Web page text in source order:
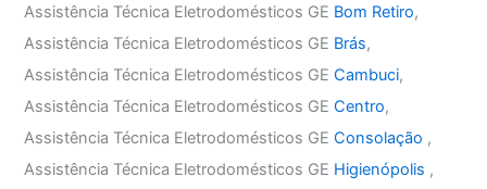
Assistência Técnica Eletrodomésticos GE Bom Retiro,
Assistência Técnica Eletrodomésticos GE Brás,
Assistência Técnica Eletrodomésticos GECambuci,
Assistência Técnica Eletrodomésticos GECentro,
Assistência Técnica Eletrodomésticos GEConsolação ,
Assistência Técnica Eletrodomésticos GE Higienópolis ,